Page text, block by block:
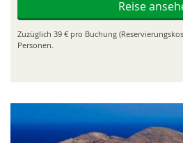
Reise
Zuzüglich 39 € pro Buchung
Personen.